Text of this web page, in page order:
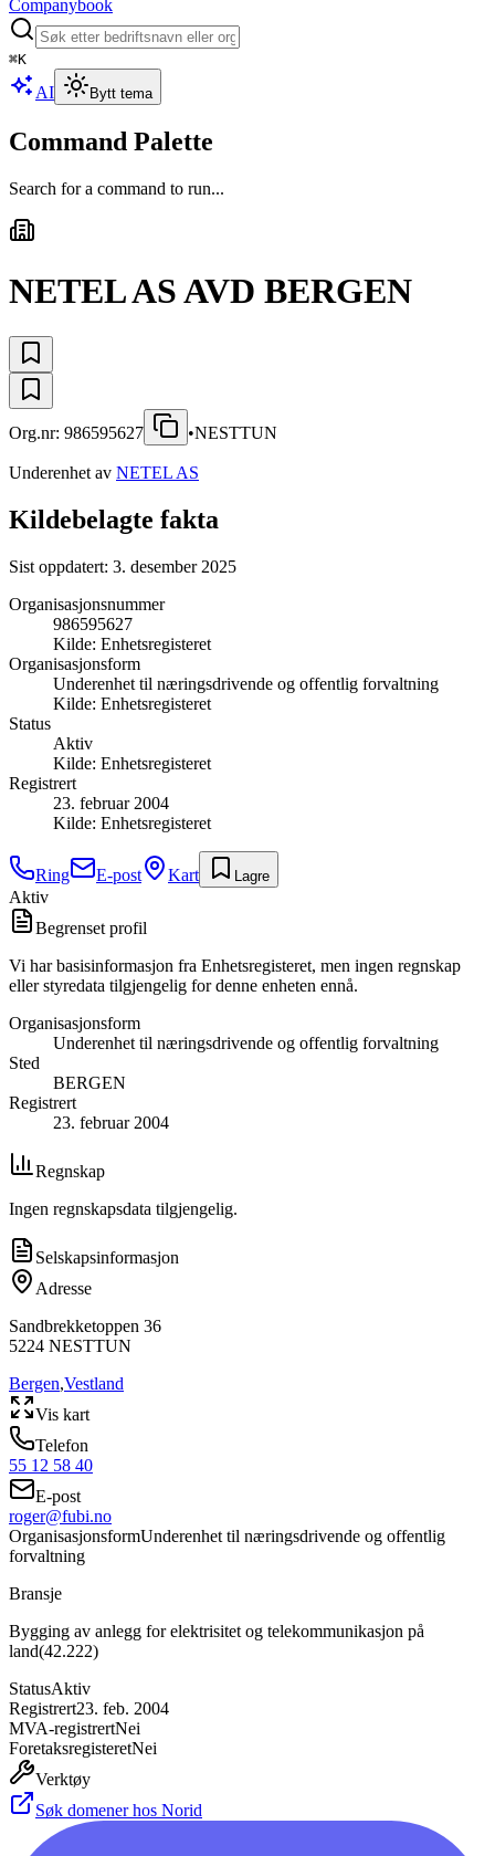
Companybook
⌘K
AI Bytt tema
Command Palette
Search for a command to run...
NETEL AS AVD BERGEN
Org.nr: 986595627 •NESTTUN
Underenhet av NETEL AS
Kildebelagte fakta
Sist oppdatert: 3. desember 2025
Organisasjonsnummer
986595627
Kilde: Enhetsregisteret
Organisasjonsform
Underenhet til næringsdrivende og offentlig forvaltning
Kilde: Enhetsregisteret
Status
Aktiv
Kilde: Enhetsregisteret
Registrert
23. februar 2004
Kilde: Enhetsregisteret
Ring E-post Kart Lagre
Aktiv
Begrenset profil
Vi har basisinformasjon fra Enhetsregisteret, men ingen regnskap
eller styredata tilgjengelig for denne enheten ennå.
Organisasjonsform
Underenhet til næringsdrivende og offentlig forvaltning
Sted
BERGEN
Registrert
23. februar 2004
Regnskap
Ingen regnskapsdata tilgjengelig.
Selskapsinformasjon
Adresse
Sandbrekketoppen 36
5224 NESTTUN
Bergen,Vestland
Vis kart
Telefon
55 12 58 40
E-post
roger@fubi.no
OrganisasjonsformUnderenhet til næringsdrivende og offentlig
forvaltning
Bransje
Bygging av anlegg for elektrisitet og telekommunikasjon på
land(42.222)
StatusAktiv
Registrert23. feb. 2004
MVA-registrertNei
ForetaksregisteretNei
Verktøy
Søk domener hos Norid